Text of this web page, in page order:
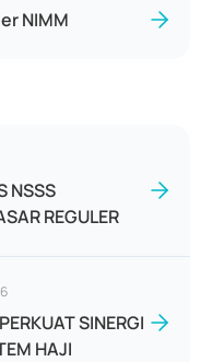
NIMM
NSSS
REGULER
SINERGI
HAJI